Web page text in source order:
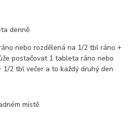
denně.
nebo rozdělená na 1/2 tbl ráno +
postačovat 1 tableta ráno nebo
2 tbl večer a to každý druhý den
místě.